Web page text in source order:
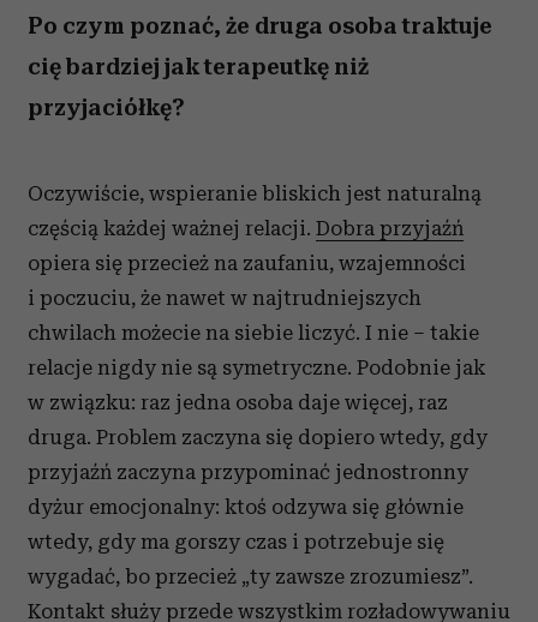
Po czym poznać, że druga osoba traktuje
cię bardziej jak terapeutkę niż
przyjaciółkę?
Oczywiście, wspieranie bliskich jest naturalną
częścią każdej ważnej relacji. Dobra przyjaźń
opiera się przecież na zaufaniu, wzajemności
i poczuciu, że nawet w najtrudniejszych
chwilach możecie na siebie liczyć. I nie – takie
relacje nigdy nie są symetryczne. Podobnie jak
w związku: raz jedna osoba daje więcej, raz
druga. Problem zaczyna się dopiero wtedy, gdy
przyjaźń zaczyna przypominać jednostronny
dyżur emocjonalny: ktoś odzywa się głównie
wtedy, gdy ma gorszy czas i potrzebuje się
wygadać, bo przecież „ty zawsze zrozumiesz”.
Kontakt służy przede wszystkim rozładowywaniu